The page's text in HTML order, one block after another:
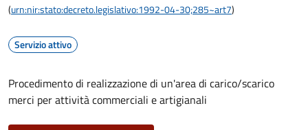
(urn:nir:stato:decreto.legislativo:1992-04-30;285~art7)
Servizio attivo
Procedimento di realizzazione di un'area di carico/scarico
merci per attività commerciali e artigianali